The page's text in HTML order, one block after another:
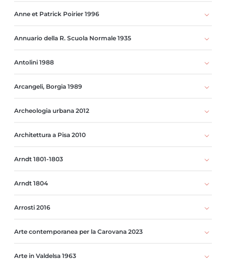
Anne et Patrick Poirier 1996
Annuario della R. Scuola Normale 1935
Antolini 1988
Arcangeli, Borgia 1989
Archeologia urbana 2012
Architettura a Pisa 2010
Arndt 1801-1803
Arndt 1804
Arrosti 2016
Arte contemporanea per la Carovana 2023
Arte in Valdelsa 1963